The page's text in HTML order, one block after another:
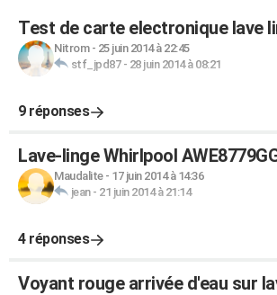
Test de carte electronique lave
Nitrom- 25 juin 2014 à 22:45
stf_jpd87- 28 juin 2014 à 08:21
9 réponses
Lave-linge Whirlpool
Maudalite- 17 juin 2014 à 14:36
jean- 21 juin 2014 à 21:14
4 réponses
Voyant rouge arrivée d'eau sur